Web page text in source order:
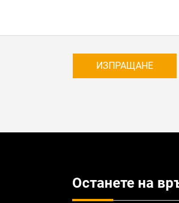
ИЗПРАЩАНЕ
Останете на